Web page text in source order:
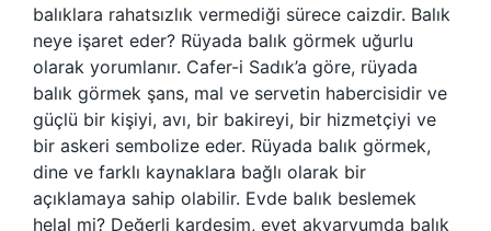
balıklara rahatsızlık vermediği sürece caizdir. Balık
neye işaret eder? Rüyada balık görmek uğurlu
olarak yorumlanır. Cafer-i Sadık’a göre, rüyada
balık görmek şans, mal ve servetin habercisidir ve
güçlü bir kişiyi, avı, bir bakireyi, bir hizmetçiyi ve
bir askeri sembolize eder. Rüyada balık görmek,
dine ve farklı kaynaklara bağlı olarak bir
açıklamaya sahip olabilir. Evde balık beslemek
helal mi? Değerli kardeşim, evet akvaryumda balık